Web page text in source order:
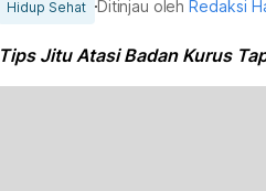
Hidup Sehat Ditinjau olehRedaksi
Tips Jitu Atasi Badan Kurus